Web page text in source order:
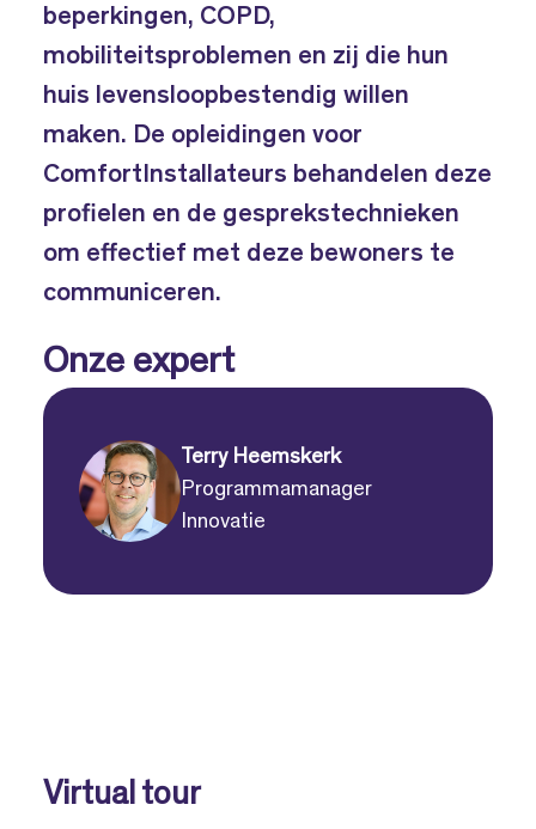
beperkingen, COPD,
mobiliteitsproblemen en zij die hun
huis levensloopbestendig willen
maken. De opleidingen voor
ComfortInstallateurs behandelen deze
profielen en de gesprekstechnieken
om effectief met deze bewoners te
communiceren.
Onze expert
Terry Heemskerk
Programmamanager
Innovatie
Virtual tour